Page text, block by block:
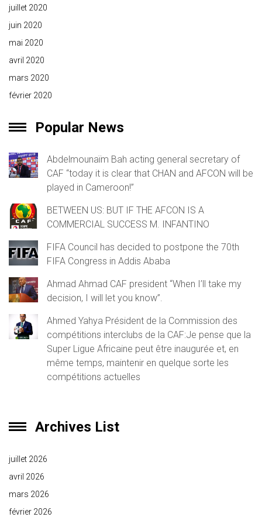
juillet 2020
juin 2020
mai 2020
avril 2020
mars 2020
février 2020
Popular News
Abdelmounaïm Bah acting general secretary of
CAF “today it is clear that CHAN and AFCON will be
played in Cameroon!”
BETWEEN US: BUT IF THE AFCON IS A
COMMERCIAL SUCCESS M. INFANTINO
FIFA Council has decided to postpone the 70th
FIFA Congress in Addis Ababa
Ahmad Ahmad CAF president “When I’ll take my
decision, I will let you know”.
Ahmed Yahya Président de la Commission des
compétitions interclubs de la CAF:Je pense que la
Super Ligue Africaine peut être inaugurée et, en
même temps, maintenir en quelque sorte les
compétitions actuelles
Archives List
juillet 2026
avril 2026
mars 2026
février 2026